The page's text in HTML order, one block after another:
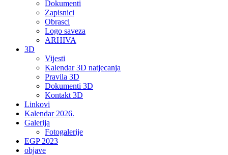
Dokumenti
Zapisnici
Obrasci
Logo saveza
ARHIVA
3D
Vijesti
Kalendar 3D natjecanja
Pravila 3D
Dokumenti 3D
Kontakt 3D
Linkovi
Kalendar 2026.
Galerija
Fotogalerije
EGP 2023
objave